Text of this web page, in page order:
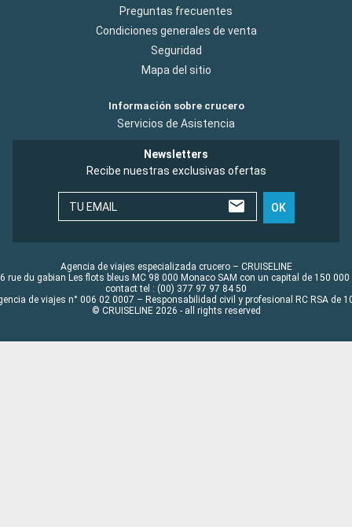
Preguntas frecuentes
Condiciones generales de venta
Seguridad
Mapa del sitio
Información sobre crucero
Servicios de Asistencia
Newsletters
Recibe nuestras exclusivas ofertas
TU EMAIL OK
Agencia de viajes especializada crucero – CRUISELINE
rue du gabian Les flots bleus MC 98 000 Monaco SAM con un capital de 150 000
contact tel : (00) 377 97 97 84 50
de viajes n° 006 02 0007 – Responsabilidad civil y profesional RC RSA de
© CRUISELINE 2026 - all rights reserved